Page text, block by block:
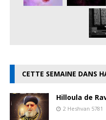
CETTE SEMAINE DANS
Hilloula de
2 Heshvan 5781